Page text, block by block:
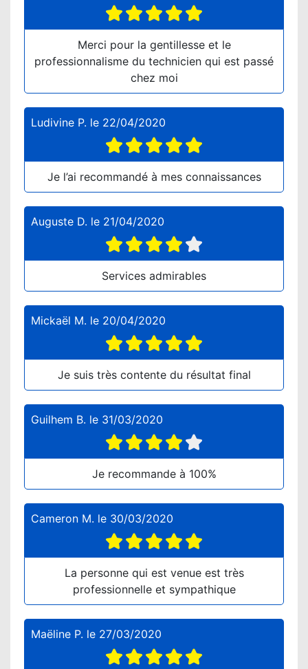
Merci pour la gentillesse et le
professionnalisme du technicien qui est passé
chez moi
Ludivine P. le 22/04/2020
Je l’ai recommandé à mes connaissances
Auguste D. le 21/04/2020
Services admirables
Mickaël M. le 20/04/2020
Je suis très contente du résultat final
Guilhem B. le 31/03/2020
Je recommande à 100%
Cameron M. le 30/03/2020
La personne qui est venue est très
professionnelle et sympathique
Maëline P. le 27/03/2020